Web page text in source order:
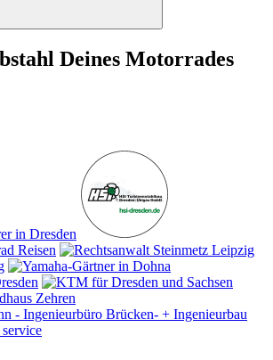
Suchen
Deines Motorrades